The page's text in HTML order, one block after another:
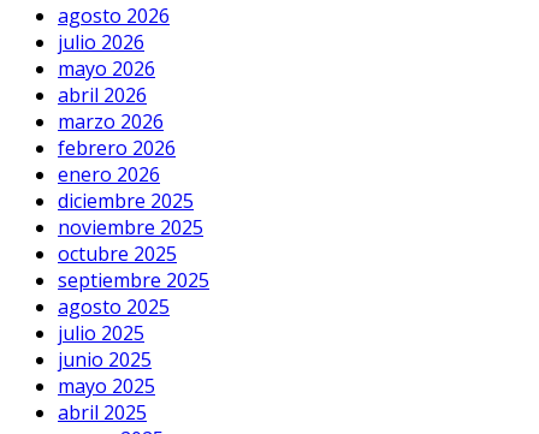
agosto 2026
julio 2026
mayo 2026
abril 2026
marzo 2026
febrero 2026
enero 2026
diciembre 2025
noviembre 2025
octubre 2025
septiembre 2025
agosto 2025
julio 2025
junio 2025
mayo 2025
abril 2025